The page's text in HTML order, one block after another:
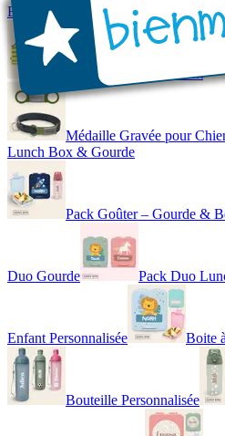
Bracelet personnalisé élégant
Gilet de Sécurité Enfant
Médaille Gravée pour
Lunch Box & Gourde
Pack Goûter – Gourde &
Duo Gourde Pack Duo
Enfant Personnalisée Boite
Bouteille Personnalisée